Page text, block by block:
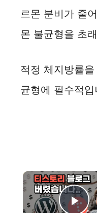
르몬 분비가 줄
몬 불균형을 초
적정 체지방률
균형에 필수적입